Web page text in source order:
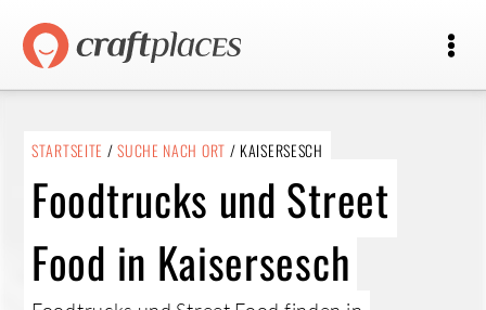
STARTSEITE /SUCHE NACH ORT / KAISERSESCH
Foodtrucks und Street
Food in Kaisersesch